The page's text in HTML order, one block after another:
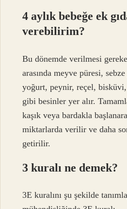
4 aylık bebeğe ek
verebilirim?
Bu dönemde verilmesi
arasında meyve püresi,
yoğurt, peynir, reçel,
gibi besinler yer alır.
kaşık veya bardakla
miktarlarda verilir ve daha
getirilir.
3 kuralı ne demek?
3E kuralını şu şekilde